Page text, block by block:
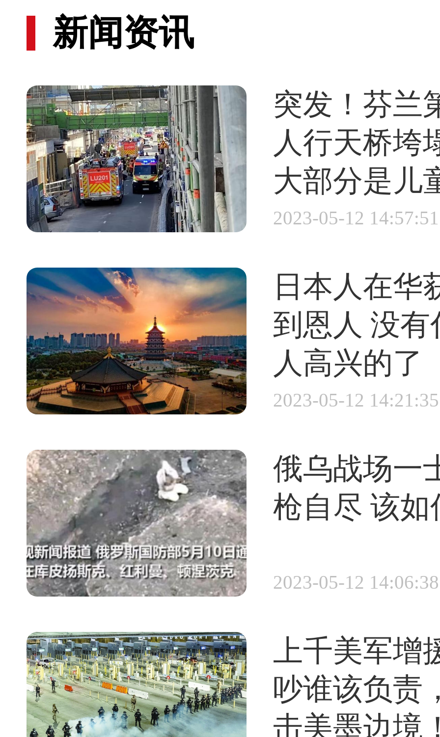
相关武器
280毫米利奥波德
使用情况
有消息称中国曾将数量不明的
结构特点
在驾驶室上方安装有1挺12.7毫
88型高射机枪。SH1配备有更
控制和制导系统，制导装置以
新闻资讯
突发！芬兰
人行天桥垮
大部分是儿
2023-05-12 14:57:51
日本人在华
到恩人 没
人高兴的了
2023-05-12 14:21:35
俄乌战场一
枪自尽 该如
2023-05-12 14:06:38
上千美军增
吵谁该负责
击美墨边境